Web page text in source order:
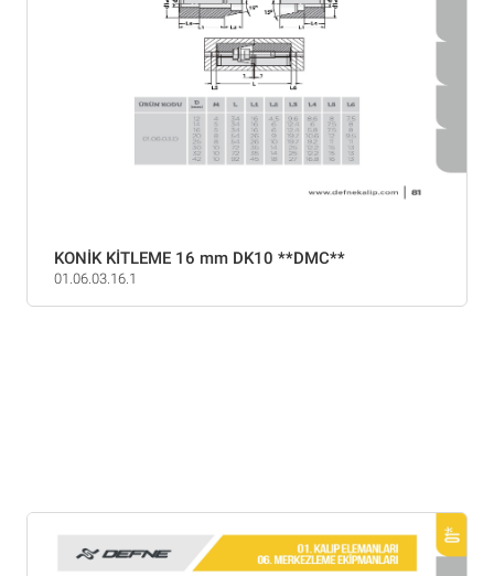
KONİK KİTLEME 16 mm DK10 **DMC**
01.06.03.16.1